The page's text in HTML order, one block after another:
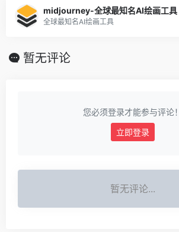
midjourney-全球最知名AI绘画工具
全球最知名AI绘画工具
暂无评论
您必须登录才能参与评论！
立即登录
暂无评论...